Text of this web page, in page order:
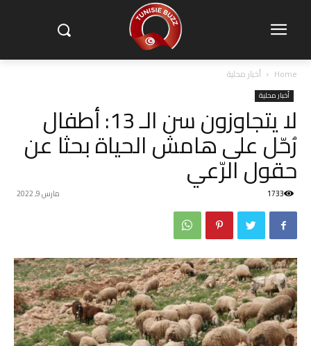
Home أخبار محلية
أخبار محلية
لا يتجاوزون سن الـ 13: أطفال
رُحّل على هامش الحياة بحثا عن
حقول الرّعي
مارس 9, 2022 1733